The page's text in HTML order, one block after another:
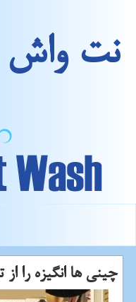
نت واش
چینی ها انگیزه را از